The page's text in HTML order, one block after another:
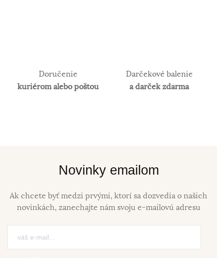
Doručenie
kuriérom alebo poštou
Darčekové balenie
a darček zdarma
Novinky emailom
Ak chcete byť medzi prvými, ktorí sa dozvedia o našich
novinkách, zanechajte nám svoju e-mailovú adresu